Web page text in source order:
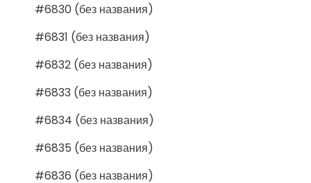
#6830 (без названия)
#6831 (без названия)
#6832 (без названия)
#6833 (без названия)
#6834 (без названия)
#6835 (без названия)
#6836 (без названия)